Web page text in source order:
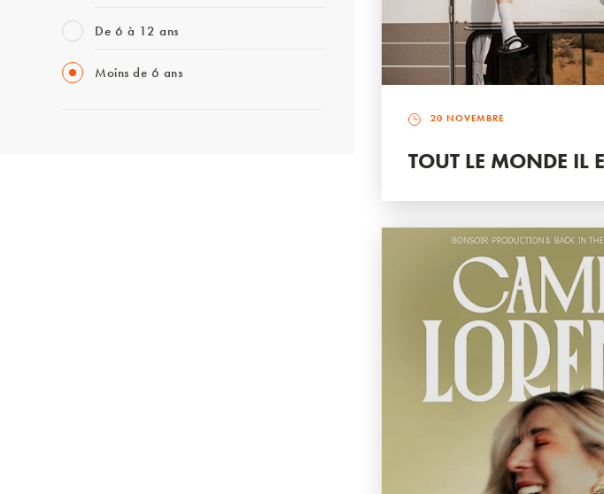
De 6 à 12 ans
Moins de 6 ans
20 NOVEMBRE
TOUT LE MONDE IL